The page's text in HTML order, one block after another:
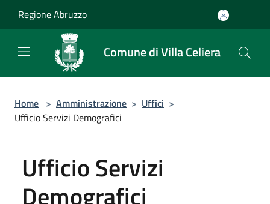
Regione Abruzzo
Comune di Villa Celiera
Home > Amministrazione > Uffici >
Ufficio Servizi Demografici
Ufficio Servizi
Demografici